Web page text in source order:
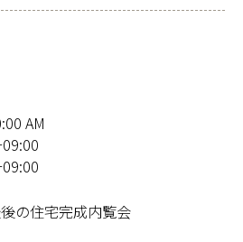
AM
の住宅完成内覧会